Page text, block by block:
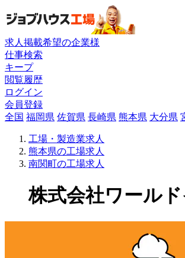
求人掲載希望の企業様
仕事検索
キープ
閲覧履歴
ログイン
会員登録
全国 福岡県 佐賀県 長崎県 熊本県 大分県
工場・製造業求人
熊本県の工場求人
南関町の工場求人
株式会社ワール